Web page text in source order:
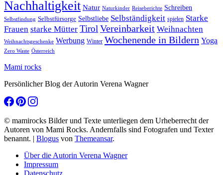
Nachhaltigkeit Natur Naturkinder Reiseberichte Schreiben
Selbstfindung Selbstfürsorge Selbstliebe Selbständigkeit spielen Starke
Frauen starke Mütter Tirol Vereinbarkeit Weihnachten
Weihnachtsgeschenke Werbung Winter Wochenende in Bildern Yoga
Zero Waste Österreich
Mami rocks
Persönlicher Blog der Autorin Verena Wagner
© mamirocks Bilder und Texte unterliegen dem Urheberrecht der
Autoren von Mami Rocks. Andernfalls sind Fotografen und Texter
benannt. | Blogus von Themeansar.
Über die Autorin Verena Wagner
Impressum
Datenschutz